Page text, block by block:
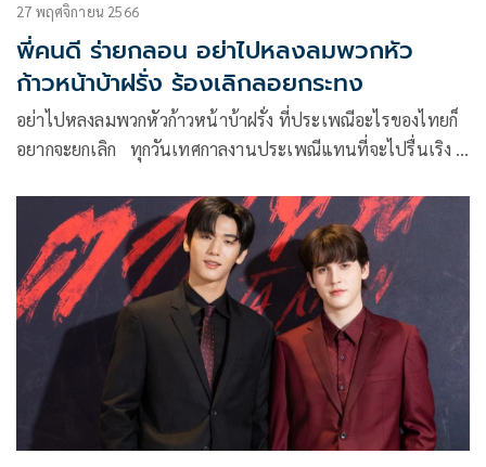
27 พฤศจิกายน 2566
พี่คนดี ร่ายกลอน อย่าไปหลงลมพวกหัว
ก้าวหน้าบ้าฝรั่ง ร้องเลิกลอยกระทง
อย่าไปหลงลมพวกหัวก้าวหน้าบ้าฝรั่ง ที่ประเพณีอะไรของไทยก็
อยากจะยกเลิก ทุกวันเทศกาลงานประเพณีแทนที่จะไปรื่นเริง ก็